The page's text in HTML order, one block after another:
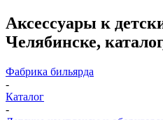
Аксессуары к
Челябинске,
Фабрика бильярда
-
Каталог
-